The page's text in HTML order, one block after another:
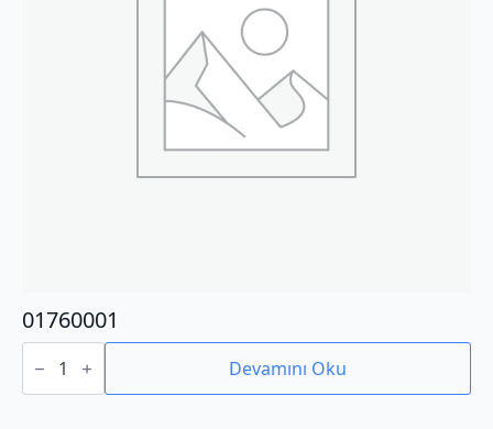
01760001
01760001
adet Devamını Oku